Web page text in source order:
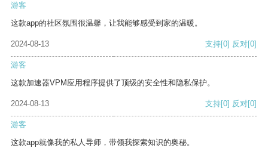
游客
这款app的社区氛围很温馨，让我能够感受到家的温暖。
2024-08-13 支持[0] 反对[0]
游客
这款加速器VPM应用程序提供了顶级的安全性和隐私保护。
2024-08-13 支持[0] 反对[0]
游客
这款app就像我的私人导师，带领我探索知识的奥秘。